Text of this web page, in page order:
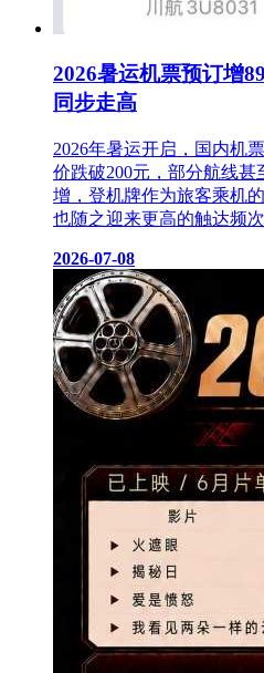
2026暑运机票预订增
同步走高
2026年暑运开启，国内机
价跌破200元，部分航线
增，登机牌作为旅客乘机
也随之迎来更高的触达频
2026-07-08